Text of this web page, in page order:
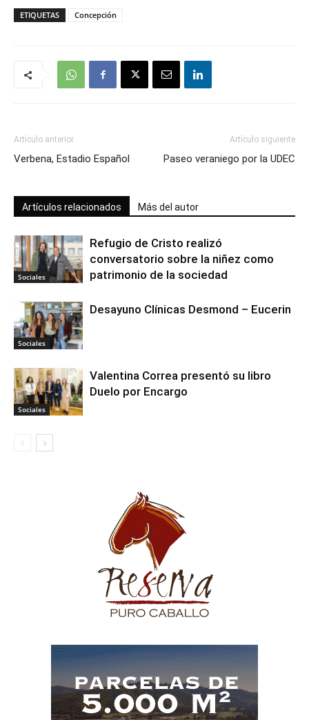
ETIQUETAS Concepción
Artículo anterior
Verbena, Estadio Español
Artículo siguiente
Paseo veraniego por la UDEC
Artículos relacionados Más del autor
Sociales
Refugio de Cristo realizó
conversatorio sobre la niñez como
patrimonio de la sociedad
Sociales
Desayuno Clínicas Desmond – Eucerin
Sociales
Valentina Correa presentó su libro
Duelo por Encargo